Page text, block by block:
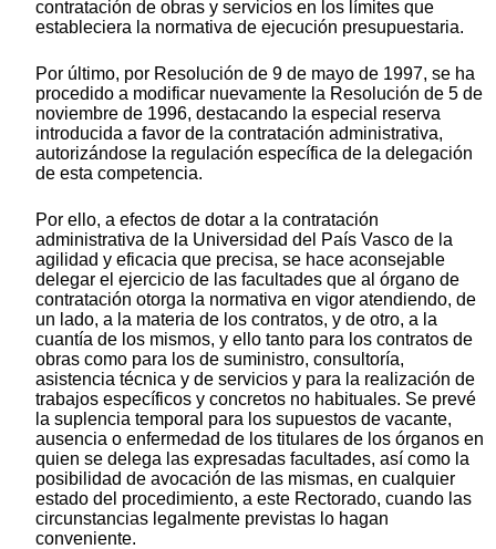
contratación de obras y servicios en los límites que
estableciera la normativa de ejecución presupuestaria.
Por último, por Resolución de 9 de mayo de 1997, se ha
procedido a modificar nuevamente la Resolución de 5 de
noviembre de 1996, destacando la especial reserva
introducida a favor de la contratación administrativa,
autorizándose la regulación específica de la delegación
de esta competencia.
Por ello, a efectos de dotar a la contratación
administrativa de la Universidad del País Vasco de la
agilidad y eficacia que precisa, se hace aconsejable
delegar el ejercicio de las facultades que al órgano de
contratación otorga la normativa en vigor atendiendo, de
un lado, a la materia de los contratos, y de otro, a la
cuantía de los mismos, y ello tanto para los contratos de
obras como para los de suministro, consultoría,
asistencia técnica y de servicios y para la realización de
trabajos específicos y concretos no habituales. Se prevé
la suplencia temporal para los supuestos de vacante,
ausencia o enfermedad de los titulares de los órganos en
quien se delega las expresadas facultades, así como la
posibilidad de avocación de las mismas, en cualquier
estado del procedimiento, a este Rectorado, cuando las
circunstancias legalmente previstas lo hagan
conveniente.